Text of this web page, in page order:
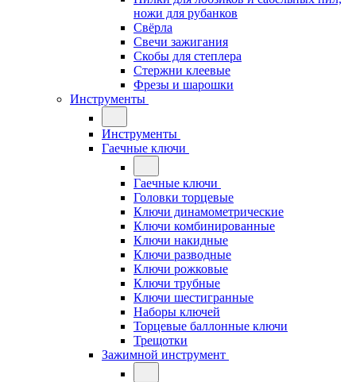
ножи для рубанков
Свёрла
Свечи зажигания
Скобы для степлера
Стержни клеевые
Фрезы и шарошки
Инструменты
Инструменты
Гаечные ключи
Гаечные ключи
Головки торцевые
Ключи динамометрические
Ключи комбинированные
Ключи накидные
Ключи разводные
Ключи рожковые
Ключи трубные
Ключи шестигранные
Наборы ключей
Торцевые баллонные ключи
Трещотки
Зажимной инструмент